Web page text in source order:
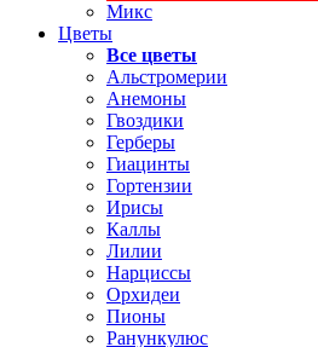
Микс
Цветы
Все цветы
Альстромерии
Анемоны
Гвоздики
Герберы
Гиацинты
Гортензии
Ирисы
Каллы
Лилии
Нарциссы
Орхидеи
Пионы
Ранункулюс